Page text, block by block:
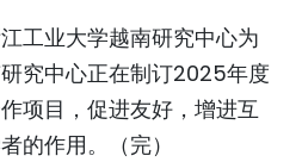
工业大学越南研究中心为
究中心正在制订2025年度
项目，促进友好，增进互
的作用。（完）